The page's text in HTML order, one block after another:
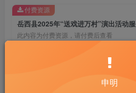
此内容为付费资源，请付费后查看
20
付费资源
申明